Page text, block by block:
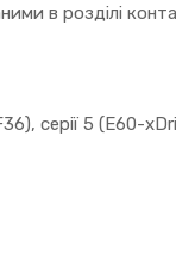
в розділі
серії 5 (E60-